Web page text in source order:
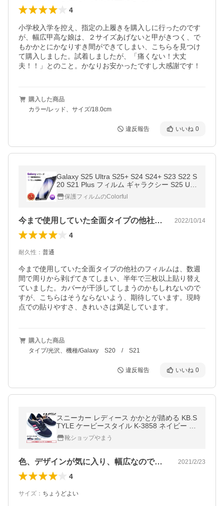
4
小学校入学を控え、指定の上履きを購入しに行ったのです
が、幅広甲高な娘は、２サイズあげないと甲がきつく、で
もかかとにかなりすき間ができてしまい、こちらを見つけ
て購入しました。試着しましたが、「痛くない！大丈
夫！！」とのこと。かなりお安かったですし大感謝です！
購入した商品
カラー/レッド、サイズ/18.0cm
違反報告 いいね 0
Galaxy S25 Ultra S25+ S24 S24+ S23 S22 S
20 S21 Plus フィルム ギャラクシー S25 Ultr
a S24+ S20+ S20 Ultra S10 S9 S8 保護フィ
ルム 2枚入 全面保護 指紋認証
保護フィルムのColorful
今まで使用していた全面タイプの他社のフ… 2022/10/14
4
耐久性 ： 普通
今まで使用していた全面タイプの他社のフィルムは、数週
間で周りから剥げてきてしまい、半年で三枚以上貼り替え
ていました。カバーが干渉してしまうのかもしれないので
すが、こちらはそうならないよう、期待しています。現時
点での貼りやすさ、きれいさは満足しています。
購入した商品
タイプ/光沢、機種/Galaxy S20 / S21
違反報告 いいね 0
スニーカー レディース かかとが踏める KB.S
TYLE ケービースタイル K-3858 ネイビー グ
レー スリッポン キックバック シューズ 軽量
KBスタイル
靴ショップやまう
色、デザインが気に入り、幅広なので、レ… 2021/2/23
4
サイズ ： ちょうどよい